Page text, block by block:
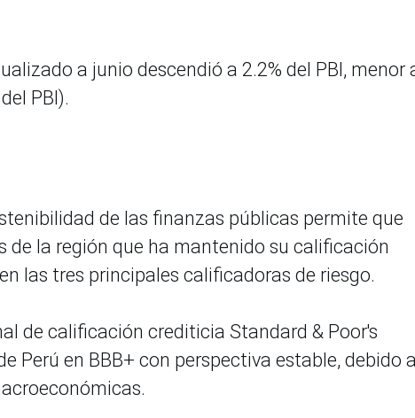
a junio descendió a 2.2% del PBI, menor
PBI).
de las finanzas públicas permite que
de la región que ha mantenido su calificación
las tres principales calificadoras de riesgo.
de calificación crediticia Standard & Poor's
Perú en BBB+ con perspectiva estable, debido a